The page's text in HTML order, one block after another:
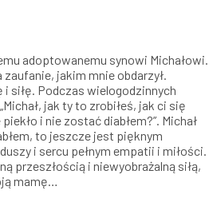
adoptowanemu synowi Michałowi.
jakim mnie obdarzył.
siłę. Podczas wielogodzinnych
jak ty to zrobiłeś, jak ci się
i nie zostać diabłem?”. Michał
to jeszcze jest pięknym
i sercu pełnym empatii i miłości.
przeszłością i niewyobrażalną siłą,
mamę…